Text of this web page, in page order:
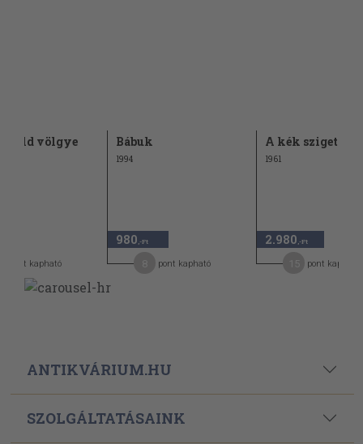
Hold völgye
pont kapható
Bábuk
1994
980 ,-Ft
pont kapható
A kék sziget
1961
2.980 ,-Ft
pont kapható
ANTIKVÁRIUM.HU
SZOLGÁLTATÁSAINK